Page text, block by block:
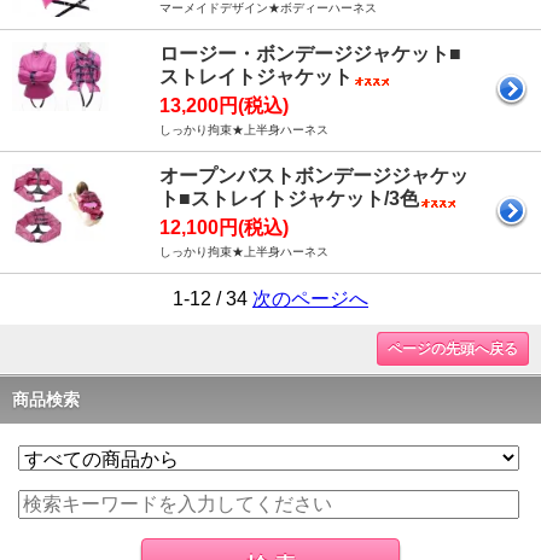
マーメイドデザイン★ボディーハーネス
ロージー・ボンデージジャケット■
ストレイトジャケット
13,200円(税込)
しっかり拘束★上半身ハーネス
オープンバストボンデージジャケッ
ト■ストレイトジャケット/3色
12,100円(税込)
しっかり拘束★上半身ハーネス
1-12 / 34 次のページへ
ページの先頭へ戻る
商品検索